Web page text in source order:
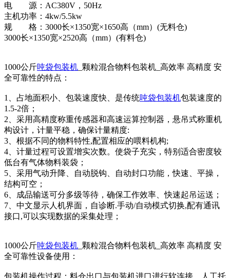
电 源：AC380V，50Hz
主机功率：4kw/5.5kw
规 格：3000长×1350宽×1650高（mm）(无料仓)
3000长×1350宽×2520高（mm）(有料仓)
1000公斤吨袋包装机 _颗粒混合物料包装机_高效率 高精度 安
全可靠性的特点：
1、占地面积小、包装速度快、是传统吨袋包装机包装速度的
1.5-2倍；
2、采用高精度称重传感器和高速运算控制器，悬吊式称重机
构设计，计量平稳，确保计量精度:
3、根据不同的物料特性,配置相应的喂料机构;
4、计量过程可设置增实次数。使袋子充实，特别适合密度较
低台有气体物料装袋；
5、采用气动升降、自动脱钩、自动封口功能，快速、平操，
结构可空；
6、成品输送可分多级等待，确保工作效率、快速起吊运送；
7、中文显示人机界面，自诊断.手动/自动模式切换,配有通讯
接口,可以实现数据的采集处理；
1000公斤吨袋包装机 _颗粒混合物料包装机_高效率 高精度 安
全可靠性设备使用：
包装机操作过程：料仓出口与包装机进口进行软连接。人工托